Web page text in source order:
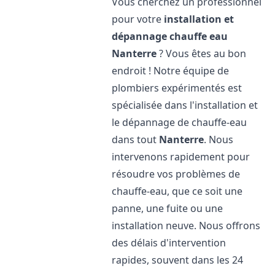
pour votre installation et
dépannage chauffe eau
Nanterre? Vous êtes au bon
endroit ! Notre équipe de
plombiers expérimentés est
spécialisée dans l'installation et
le dépannage de chauffe-eau
dans tout Nanterre. Nous
intervenons rapidement pour
résoudre vos problèmes de
chauffe-eau, que ce soit une
panne, une fuite ou une
installation neuve. Nous offrons
des délais d'intervention
rapides, souvent dans les 24